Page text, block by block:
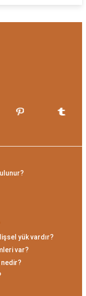
yük vardır?
var?